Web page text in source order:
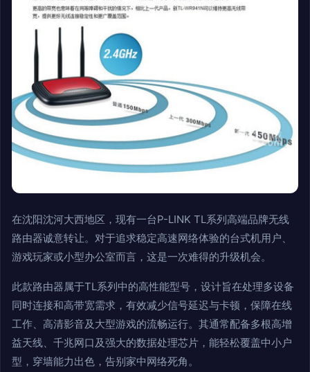
在沈阳沈河大西地区，现有一台P-LINK TL系列高端品牌无线
路由器诚意转让。对于追求稳定高速网络体验的台式机用户、
游戏玩家或小型办公室而言，这是一次难得的升级机会。
此款路由器属于TL系列中的高性能型号，设计旨在处理多设备
同时连接和高带宽需求，有效减少信号延迟与卡顿，保障在线
工作、高清影音及大型游戏的流畅运行。其通常配备多根高增
益天线、千兆网口及强大的数据处理芯片，能轻松覆盖中小户
型，穿墙能力出色，告别家中网络死角。